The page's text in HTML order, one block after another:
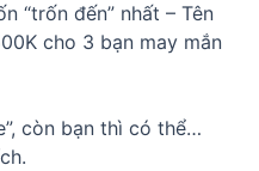
“trốn đến” nhất – Tên
cho 3 bạn may mắn
còn bạn thì có thể…